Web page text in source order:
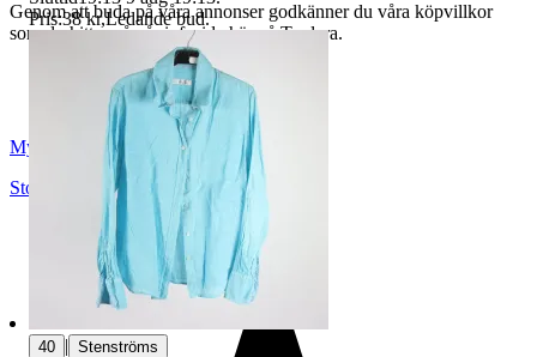
Genom att buda på våra annonser godkänner du våra köpvillkor
som du hittar på vår infosida här på Tradera.
Myrorna
Stockholm
Sverige
Pris:38 kr,Ledande bud.
40 | Stenströms